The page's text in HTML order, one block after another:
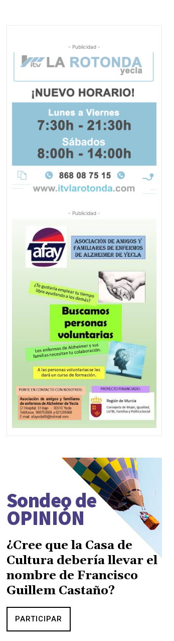
- Publicidad -
- Publicidad -
Sondeo de
OPINIÓN
¿Cree que la Casa de
Cultura debería llevar el
nombre de Francisco
Guillem Castaño?
PARTICIPAR